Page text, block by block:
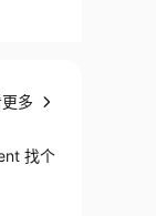
多
找个